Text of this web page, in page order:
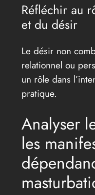
Réfléchir au
et du désir
Le désir non
relationnel ou
un rôle dans
pratique.
Analyser
les